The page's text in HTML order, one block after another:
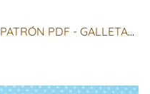
PATRÓN PDF - GALLETAS Y LECHE PATRON DE FIELTRO